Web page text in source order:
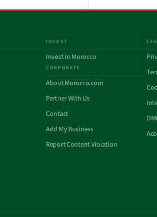
INVEST
Invest In Morocco
CORPORATE
About Morocco.com
Partner With Us
Contact
Add My Business
Report Content Violation